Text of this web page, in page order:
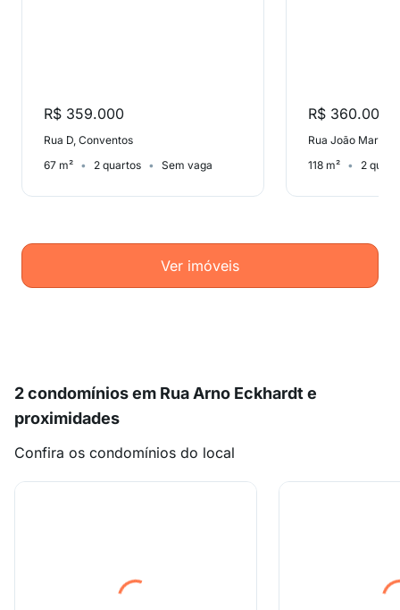
R$ 359.000
Rua D, Conventos
67 m²
2 quartos Sem vaga
R$ 360.000
118 m² 2
Ver imóveis
2 condomínios em Rua Arno Eckhardt e
proximidades
Confira os condomínios do local